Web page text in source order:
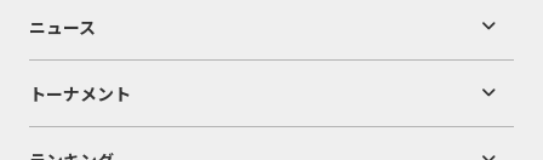
ニュース
トーナメント